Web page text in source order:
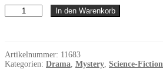
Manchurian
In den Warenkorb
Artikelnummer: 11683
Kategorien: Drama Mystery Science-Fiction